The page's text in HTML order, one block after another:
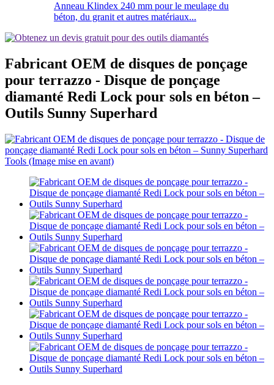
Anneau Klindex 240 mm pour le meulage du
béton, du granit et autres matériaux...
Fabricant OEM de disques de ponçage
pour terrazzo - Disque de ponçage
diamanté Redi Lock pour sols en béton –
Outils Sunny Superhard